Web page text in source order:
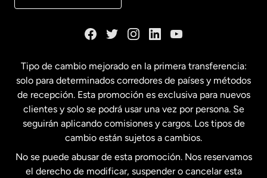
Estados Unidos English
Estados Unidos Español
Francia
Tipo de cambio mejorado en la primera transferencia:
solo para determinados corredores de países y métodos
de recepción. Esta promoción es exclusiva para nuevos
clientes y solo se podrá usar una vez por persona. Se
seguirán aplicando comisiones y cargos. Los tipos de
cambio están sujetos a cambios.
No se puede abusar de esta promoción. Nos reservamos
el derecho de modificar, suspender o cancelar esta